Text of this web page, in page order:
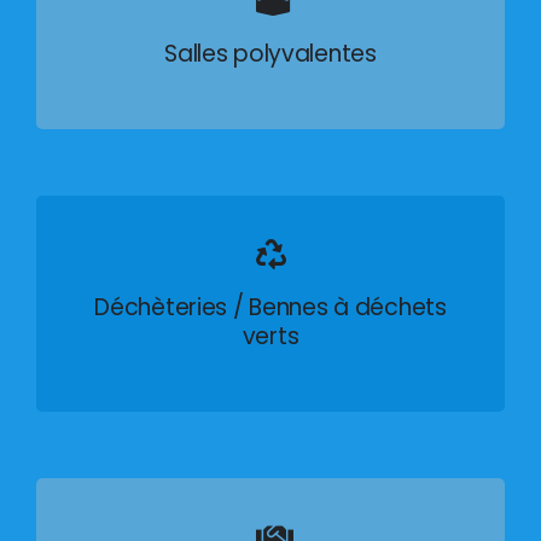
Salles polyvalentes
Déchèteries / Bennes à déchets
verts